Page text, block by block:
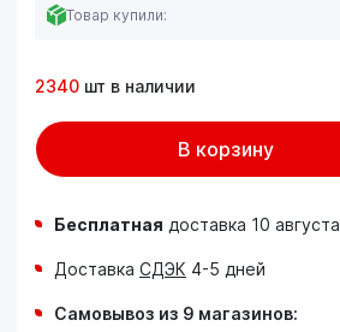
Товар купили:
2340 шт в наличии
В корзину
Бесплатная доставка 10 августа
Доставка СДЭК 4-5 дней
Самовывоз из 9 магазинов: